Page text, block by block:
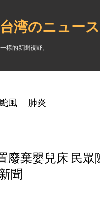
湾のニュー
樣的新聞視野。
颱風 肺炎
廢棄嬰兒床 民眾
聞